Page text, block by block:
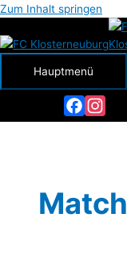
Zum Inhalt springen
Hauptmenü
Match